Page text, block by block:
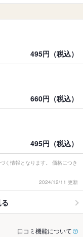
495円（税込）
660円（税込）
495円（税込）
く情報となります。 価格につき
2024/12/11 更新
口コミ機能について